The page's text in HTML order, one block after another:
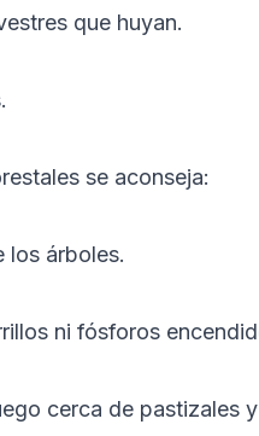
que huyan.
se aconseja:
los árboles.
ni fósforos
cerca de pastizales